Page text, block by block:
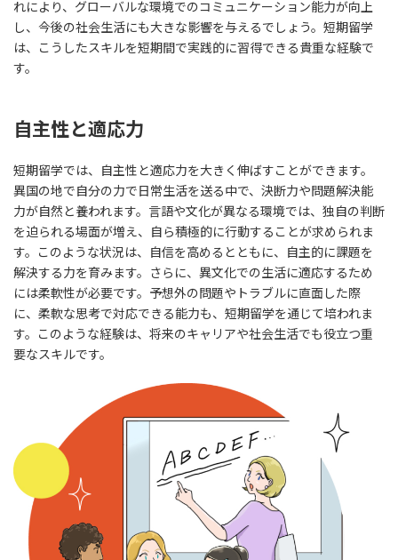
れにより、グローバルな環境でのコミュニケーション能力が向上
し、今後の社会生活にも大きな影響を与えるでしょう。短期留学
は、こうしたスキルを短期間で実践的に習得できる貴重な経験で
す。
自主性と適応力
短期留学では、自主性と適応力を大きく伸ばすことができます。
異国の地で自分の力で日常生活を送る中で、決断力や問題解決能
力が自然と養われます。言語や文化が異なる環境では、独自の判断
を迫られる場面が増え、自ら積極的に行動することが求められま
す。このような状況は、自信を高めるとともに、自主的に課題を
解決する力を育みます。さらに、異文化での生活に適応するため
には柔軟性が必要です。予想外の問題やトラブルに直面した際
に、柔軟な思考で対応できる能力も、短期留学を通じて培われま
す。このような経験は、将来のキャリアや社会生活でも役立つ重
要なスキルです。